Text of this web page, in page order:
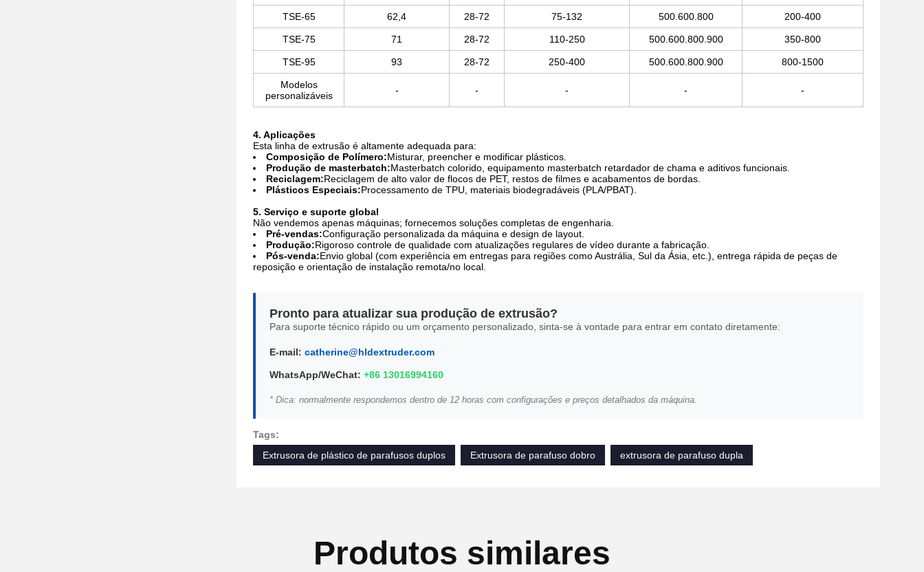
TSE-65 62,4 28-72 75-132 500.600.800 200-400
TSE-75 71 28-72 110-250 500.600.800.900 350-800
TSE-95 93 28-72 250-400 500.600.800.900 800-1500
Modelos
personalizáveis
- - - - -
4. Aplicações
Esta linha de extrusão é altamente adequada para:
Composição de Polímero:Misturar, preencher e modificar plásticos.
Produção de masterbatch:Masterbatch colorido, equipamento masterbatch retardador de chama e aditivos funcionais.
Reciclagem:Reciclagem de alto valor de flocos de PET, restos de filmes e acabamentos de bordas.
Plásticos Especiais:Processamento de TPU, materiais biodegradáveis ​​(PLA/PBAT).
5. Serviço e suporte global
Não vendemos apenas máquinas; fornecemos soluções completas de engenharia.
Pré-vendas:Configuração personalizada da máquina e design de layout.
Produção:Rigoroso controle de qualidade com atualizações regulares de vídeo durante a fabricação.
Pós-venda:Envio global (com experiência em entregas para regiões como Austrália, Sul da Ásia, etc.), entrega rápida de peças de
reposição e orientação de instalação remota/no local.
Pronto para atualizar sua produção de extrusão?
Para suporte técnico rápido ou um orçamento personalizado, sinta-se à vontade para entrar em contato diretamente:
E-mail: catherine@hldextruder.com
WhatsApp/WeChat: +86 13016994160
* Dica: normalmente respondemos dentro de 12 horas com configurações e preços detalhados da máquina.
Tags:
Extrusora de plástico de parafusos duplos
Extrusora de parafuso dobro extrusora de parafuso dupla
Produtos similares